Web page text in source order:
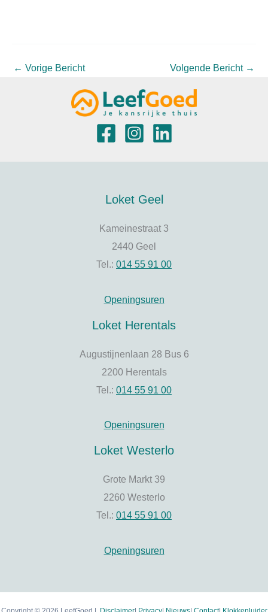
← Vorige Bericht Volgende Bericht →
Loket Geel
Kameinestraat 3
2440 Geel
Tel.: 014 55 91 00
Openingsuren
Loket Herentals
Augustijnenlaan 28 Bus 6
2200 Herentals
Tel.: 014 55 91 00
Openingsuren
Loket Westerlo
Grote Markt 39
2260 Westerlo
Tel.: 014 55 91 00
Openingsuren